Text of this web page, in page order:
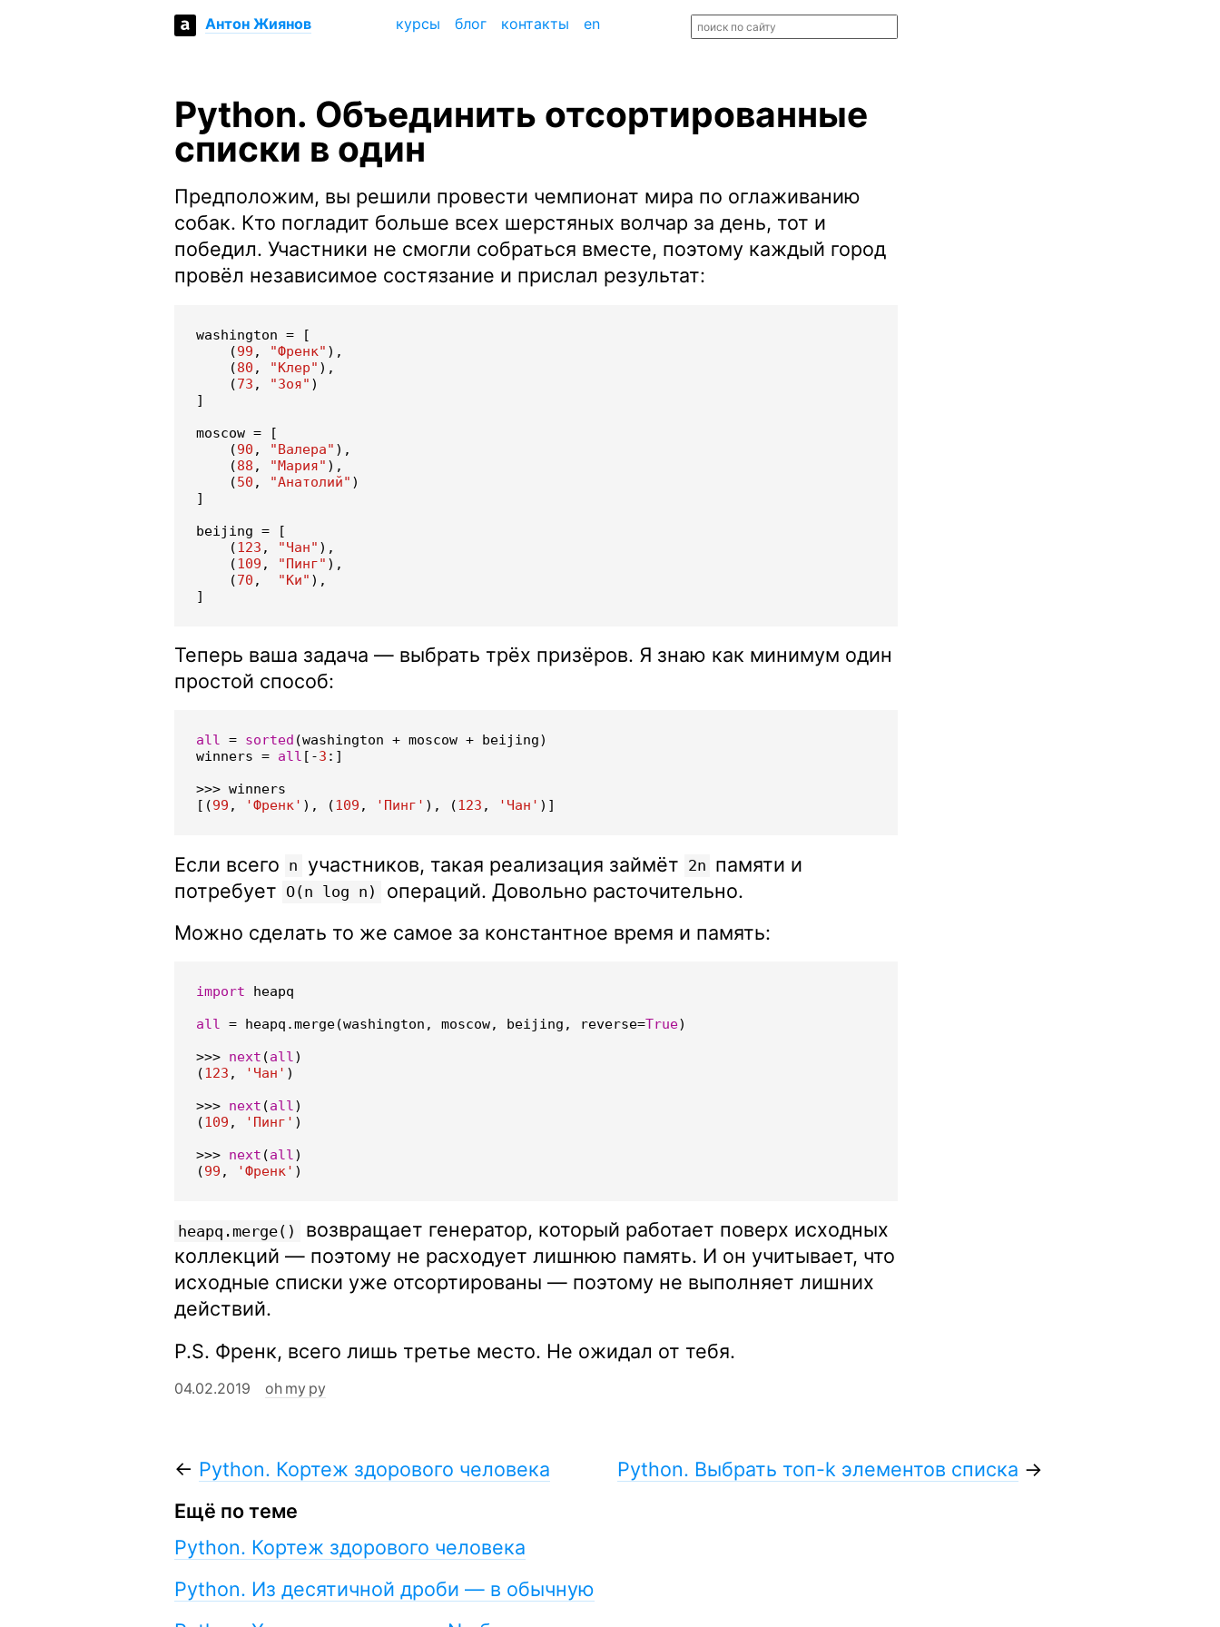
Антон Жиянов курсы блог контакты en
Python. Объединить отсортированные
списки в один
Предположим, вы решили провести чемпионат мира по оглаживанию
собак. Кто погладит больше всех шерстяных волчар за день, тот и
победил. Участники не смогли собраться вместе, поэтому каждый город
провёл независимое состязание и прислал результат:
washington =
[
(99 , "Френк" ),
(80 , "Клер" ),
(73 , "Зоя" )
]
moscow =
[
(90 , "Валера" ),
(88 , "Мария" ),
(50 , "Анатолий" )
]
beijing =
[
(123 , "Чан" ),
(109 , "Пинг" ),
(70 , "Ки" ),
]
Теперь ваша задача — выбрать трёх призёров. Я знаю как минимум один
простой способ:
all = sorted (washington + moscow + beijing)
winners = all [ -3 :]
>>> winners
[(99 , 'Френк' ), (109 , 'Пинг' ), (123 , 'Чан' )]
Если всего n участников, такая реализация займёт 2n памяти и
потребует O(n log n)
операций. Довольно расточительно.
Можно сделать то же самое за константное время и память:
import
heapq
all = heapq .merge(washington , moscow, beijing , reverse=True)
>>> next (all)
(123 , 'Чан' )
>>> next (all)
(109 , 'Пинг' )
>>> next (all)
(99 , 'Френк' )
heapq.merge()
возвращает генератор, который работает поверх исходных
коллекций — поэтому не расходует лишнюю память. И он учитывает, что
исходные списки уже отсортированы — поэтому не выполняет лишних
действий.
P.S. Френк, всего лишь третье место. Не ожидал от тебя.
04.02.2019 oh my py
← Python. Кортеж здорового человека Python. Выбрать топ-k элементов списка →
Ещё по теме
Python. Кортеж здорового человека
Python. Из десятичной дроби — в обычную